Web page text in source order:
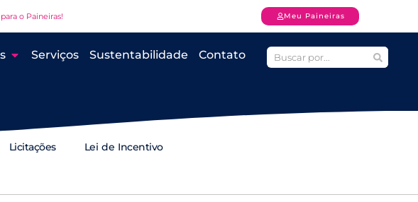
o Paineiras! Meu Paineiras
Serviços Sustentabilidade Contato
Licitações Lei de Incentivo